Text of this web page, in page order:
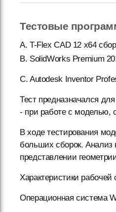
Тестовые
А. T-Flex CAD 12 x64
B. SolidWorks Premium
C. Autodesk Inventor
Тест предназначался
- при работе с моделью,
В ходе тестирования
больших сборок. Анализ
представлении
Характеристики
Операционная система